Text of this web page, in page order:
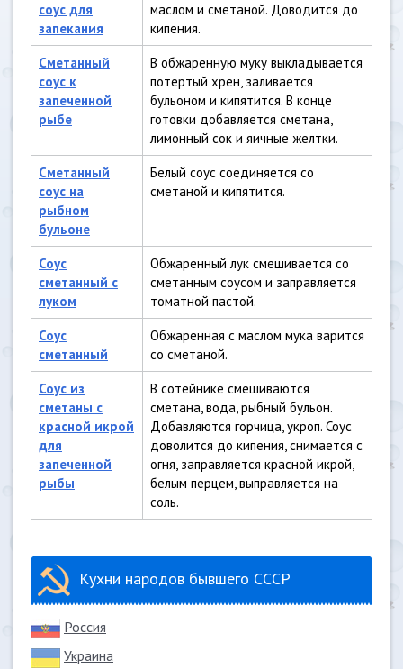
соус для
запекания
маслом и сметаной. Доводится до
кипения.
Сметанный
соус к
запеченной
рыбе
В обжаренную муку выкладывается
потертый хрен, заливается
бульоном и кипятится. В конце
готовки добавляется сметана,
лимонный сок и яичные желтки.
Сметанный
соус на
рыбном
бульоне
Белый соус соединяется со
сметаной и кипятится.
Соус
сметанный с
луком
Обжаренный лук смешивается со
сметанным соусом и заправляется
томатной пастой.
Соус
сметанный
Обжаренная с маслом мука варится
со сметаной.
Соус из
сметаны с
красной икрой
для
запеченной
рыбы
В сотейнике смешиваются
сметана, вода, рыбный бульон.
Добавляются горчица, укроп. Соус
доволится до кипения, снимается с
огня, заправляется красной икрой,
белым перцем, выправляется на
соль.
Кухни народов бывшего СССР
Россия
Украина